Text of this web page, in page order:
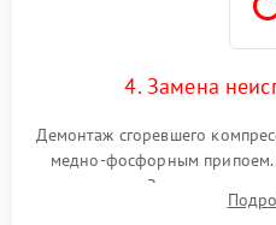
4. Замена
Демонтаж сгоревшего
медно-фосфорным припоем.
осушителя. Замена
сломанных заслонок или